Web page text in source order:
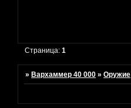
Страница:1
» Вархаммер 40 000 »Оружие